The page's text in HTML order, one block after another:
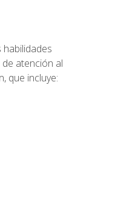
atención al
que incluye: